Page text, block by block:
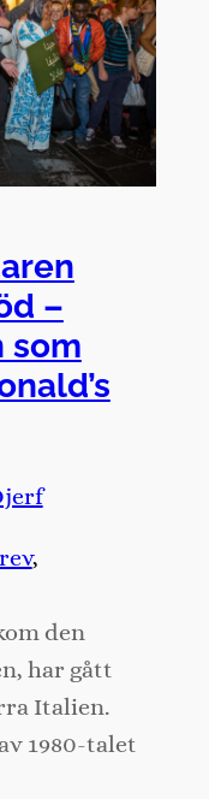
–
som
den
har gått
Italien.
1980-talet